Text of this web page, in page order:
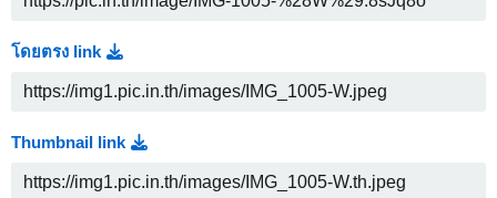
โดยตรง link
Thumbnail link